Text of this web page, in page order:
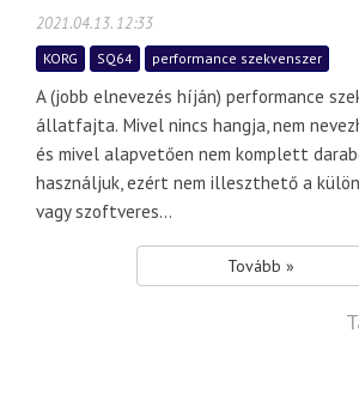
2021.04.13. 12:33
KORG SQ64 performance szekvenszer
A (jobb elnevezés híján) performance
állatfajta. Mivel nincs hangja, nem
és mivel alapvetően nem komplett
használjuk, ezért nem illeszthető a
vagy szoftveres...
Tovább »